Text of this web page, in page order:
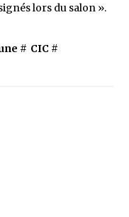
contre le travail
conçue et
lors du salon ».
# CIC#